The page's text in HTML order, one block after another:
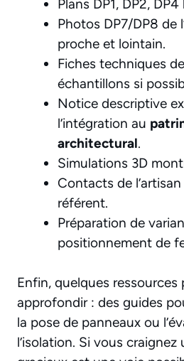
Plans DP1, DP2,
Photos DP7/DP8 de
proche et lointain.
Fiches techniques
échantillons si
Notice descriptive
l’intégration au
architectural.
Simulations 3D
Contacts de
référent.
Préparation de
positionnement de
Enfin, quelques
approfondir : des guides
la pose de panneaux ou
l’isolation. Si vous